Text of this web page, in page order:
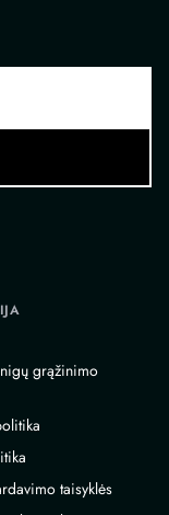
grąžinimo
taisyklės